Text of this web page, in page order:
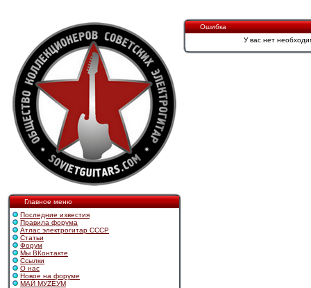
Главное меню
Последние известия
Правила форума
Атлас электрогитар СССР
Статьи
Форум
Мы ВКонтакте
Ссылки
О нас
Новое на форуме
МАЙ МУZЕУМ
Ошибка
У вас нет